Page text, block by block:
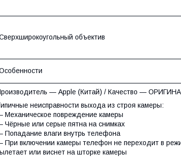
объектив
— Apple (Китай) / Качество —
неисправности выхода из строя камеры:
Механическое повреждение камеры
Чёрные или серые пятна на снимках
Попадание влаги внутрь телефона
При включении камеры телефон не переходит в
или виснет на шторке камеры